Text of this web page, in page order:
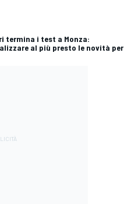
termina i test a Monza:
al più presto le novità per